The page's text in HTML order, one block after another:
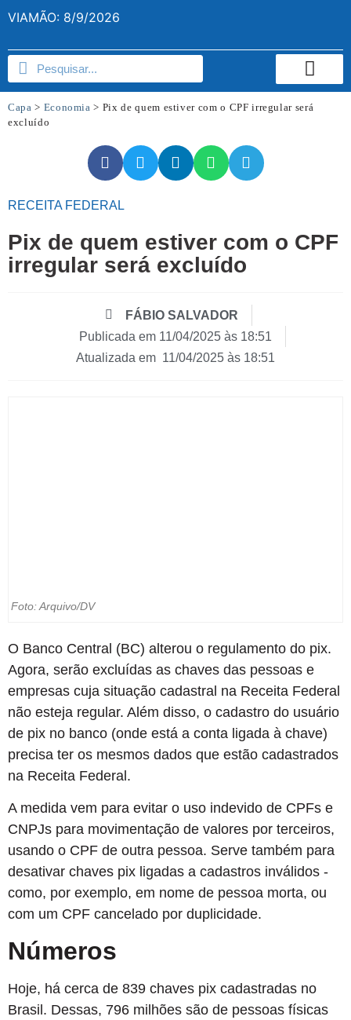
VIAMÃO: 8/9/2026
Capa > Economia > Pix de quem estiver com o CPF irregular será
excluído
RECEITA FEDERAL
Pix de quem estiver com o CPF
irregular será excluído
FÁBIO SALVADOR
Publicada em 11/04/2025 às 18:51
Atualizada em 11/04/2025 às 18:51
Foto: Arquivo/DV
O Banco Central (BC) alterou o regulamento do pix.
Agora, serão excluídas as chaves das pessoas e
empresas cuja situação cadastral na Receita Federal
não esteja regular. Além disso, o cadastro do usuário
de pix no banco (onde está a conta ligada à chave)
precisa ter os mesmos dados que estão cadastrados
na Receita Federal.
A medida vem para evitar o uso indevido de CPFs e
CNPJs para movimentação de valores por terceiros,
usando o CPF de outra pessoa. Serve também para
desativar chaves pix ligadas a cadastros inválidos -
como, por exemplo, em nome de pessoa morta, ou
com um CPF cancelado por duplicidade.
Números
Hoje, há cerca de 839 chaves pix cadastradas no
Brasil. Dessas, 796 milhões são de pessoas físicas